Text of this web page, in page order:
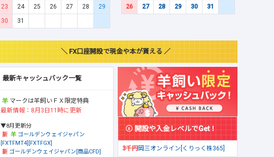
23
24 25 26 27 28
29
30
31
26
27 28 29 30 31
＼ FX口座開設で現金や本が貰える ／
最新キャッシュバック一覧
マークは羊飼いＦＸ限定特典
最新情報：8月3日11時に更新
▼8月更新分
ゴールデンウェイジャパン
[FXTFMT4][FXTFGX]
ゴールデンウェイジャパン[商品CFD]
開設や入金レベルでGet！
3千円岡三オンライン[くりっく株365]